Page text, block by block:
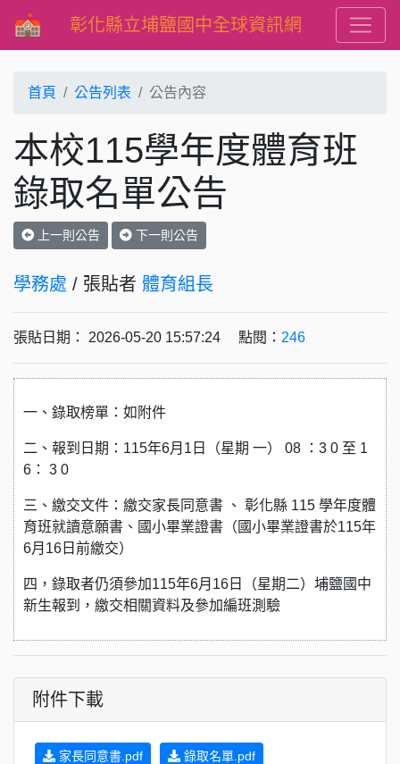
彰化縣立埔鹽國中全球資訊網
首頁 公告列表 公告內容
本校115學年度體育班
錄取名單公告
上一則公告 下一則公告
學務處 / 張貼者 體育組長
張貼日期： 2026-05-20 15:57:24 點閱： 246
一、錄取榜單：如附件
二、報到日期：115年6月1日（星期 一） 08 ：3 0 至 1
6： 3 0
三、繳交文件：繳交家長同意書 、 彰化縣 115 學年度體
育班就讀意願書、國小畢業證書（國小畢業證書於115年
6月16日前繳交）
四，錄取者仍須參加115年6月16日（星期二）埔鹽國中
新生報到，繳交相關資料及參加編班測驗
附件下載
家長同意書.pdf 錄取名單.pdf